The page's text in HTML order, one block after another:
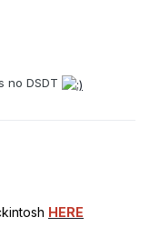
no DSDT
HERE